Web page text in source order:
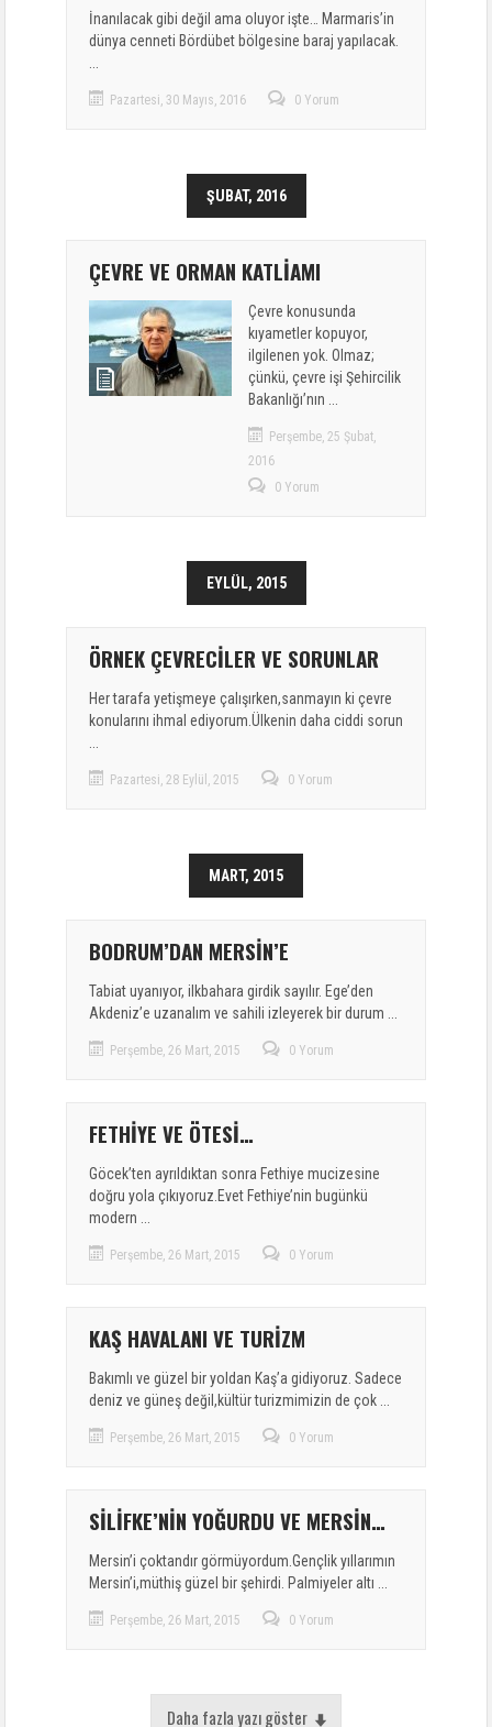
İnanılacak gibi değil ama oluyor işte… Marmaris’in
dünya cenneti Bördübet bölgesine baraj yapılacak.
Pazartesi, 30 Mayıs, 2016 0 Yorum
ŞUBAT, 2016
ÇEVRE VE ORMAN KATLİAMI
Çevre konusunda
kıyametler kopuyor,
ilgilenen yok. Olmaz;
çünkü, çevre işi Şehircilik
Bakanlığı’nın ...
Perşembe, 25 Şubat,
2016
0 Yorum
EYLÜL, 2015
ÖRNEK ÇEVRECİLER VE SORUNLAR
Her tarafa yetişmeye çalışırken,sanmayın ki çevre
konularını ihmal ediyorum.Ülkenin daha ciddi sorun
Pazartesi, 28 Eylül, 2015 0 Yorum
MART, 2015
BODRUM’DAN MERSİN’E
Tabiat uyanıyor, ilkbahara girdik sayılır. Ege’den
Akdeniz’e uzanalım ve sahili izleyerek bir durum ...
Perşembe, 26 Mart, 2015 0 Yorum
FETHİYE VE ÖTESİ…
Göcek’ten ayrıldıktan sonra Fethiye mucizesine
doğru yola çıkıyoruz.Evet Fethiye’nin bugünkü
modern ...
Perşembe, 26 Mart, 2015 0 Yorum
KAŞ HAVALANI VE TURİZM
Bakımlı ve güzel bir yoldan Kaş’a gidiyoruz. Sadece
deniz ve güneş değil,kültür turizmimizin de çok ...
Perşembe, 26 Mart, 2015 0 Yorum
SİLİFKE’NİN YOĞURDU VE MERSİN…
Mersin’i çoktandır görmüyordum.Gençlik yıllarımın
Mersin’i,müthiş güzel bir şehirdi. Palmiyeler altı ...
Perşembe, 26 Mart, 2015 0 Yorum
Daha fazla yazı göster